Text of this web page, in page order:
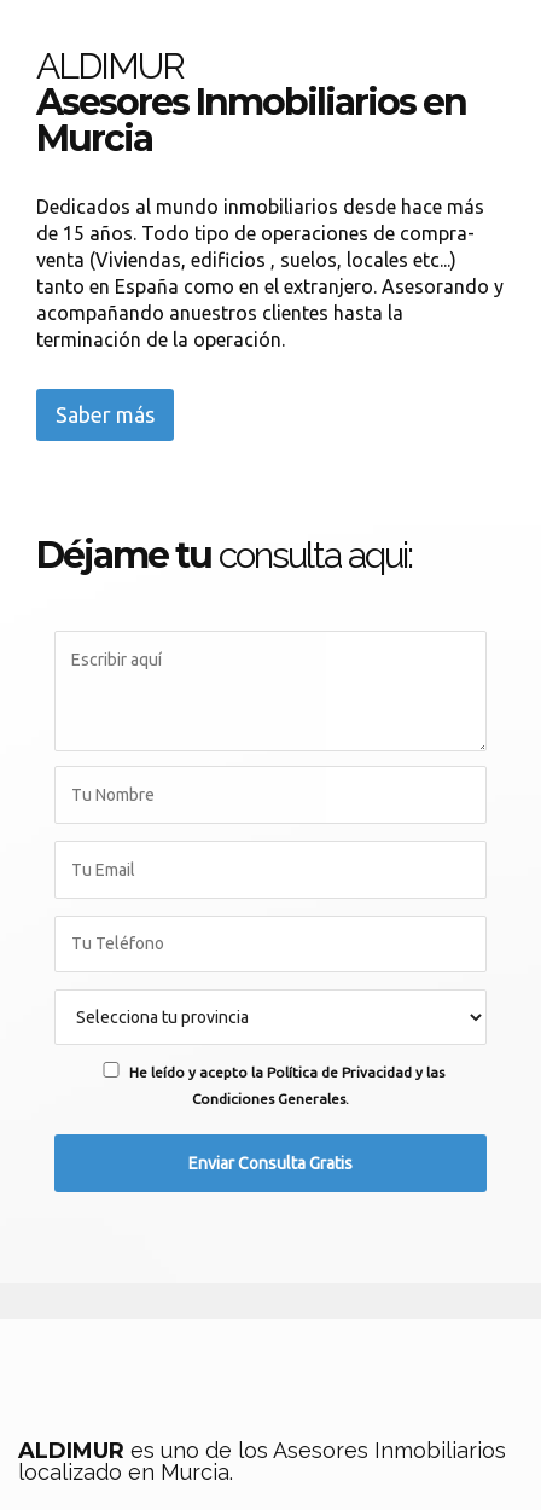
ALDIMUR
Asesores Inmobiliarios en
Murcia
Dedicados al mundo inmobiliarios desde hace más
de 15 años. Todo tipo de operaciones de compra-
venta (Viviendas, edificios , suelos, locales etc...)
tanto en España como en el extranjero. Asesorando y
acompañando anuestros clientes hasta la
terminación de la operación.
Saber más
Déjame tu consulta aqui:
He leído y acepto la Política de Privacidad y las
Condiciones Generales.
ALDIMUR es uno de los Asesores Inmobiliarios
localizado en Murcia.